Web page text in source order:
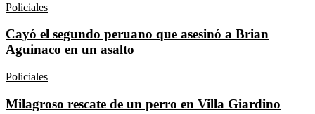
Policiales
Cayó el segundo peruano que asesinó a Brian
Aguinaco en un asalto
Policiales
Milagroso rescate de un perro en Villa Giardino